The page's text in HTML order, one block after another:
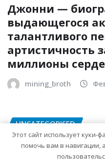
Джонни —
выдающегося
талантливого
артистичность
миллионы
mining_broth
UNCATEGORISED
История жизни
Елены
Этот сайт использует куки-
помочь вам в навигации,